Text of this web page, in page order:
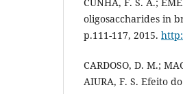
oligosaccharides in
p.111-117, 2015.
CARDOSO, D. M.;
AIURA, F. S. Efeito